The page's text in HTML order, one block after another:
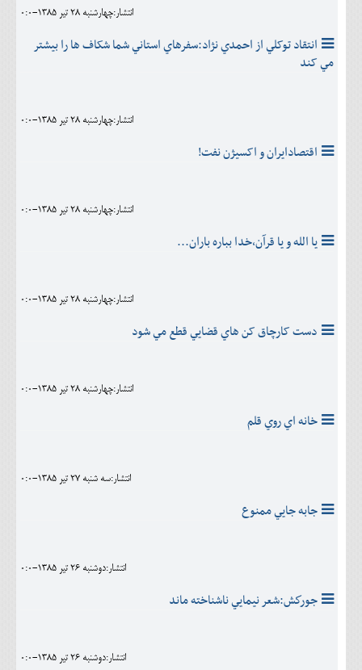
انتشار:چهارشنبه 28 تير 1385-0:0
انتقاد توکلي از احمدي نژاد:سفرهاي استاني شما شکاف ها را بيشتر
مي کند
انتشار:چهارشنبه 28 تير 1385-0:0
اقتصادایران و اکسیژن نفت!
انتشار:چهارشنبه 28 تير 1385-0:0
يا الله و يا قرآن،خدا بباره باران...
انتشار:چهارشنبه 28 تير 1385-0:0
دست کارچاق کن هاي قضايي قطع مي شود
انتشار:چهارشنبه 28 تير 1385-0:0
خانه اي روي قلم
انتشار:سه شنبه 27 تير 1385-0:0
جابه جايي ممنوع
انتشار:دوشنبه 26 تير 1385-0:0
جوركش:شعر نيمايي ناشناخته ماند
انتشار:دوشنبه 26 تير 1385-0:0